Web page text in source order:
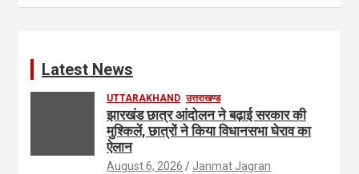
Latest News
UTTARAKHAND उत्तराखण्ड
झारखंड छात्र आंदोलन ने बढ़ाई सरकार की
मुश्किलें, छात्रों ने किया विधानसभा घेराव का
ऐलान
August 6, 2026 Janmat Jagran